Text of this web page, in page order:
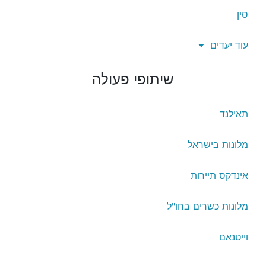
סין
עוד יעדים
שיתופי פעולה
תאילנד
מלונות בישראל
אינדקס תיירות
מלונות כשרים בחו"ל
וייטנאם